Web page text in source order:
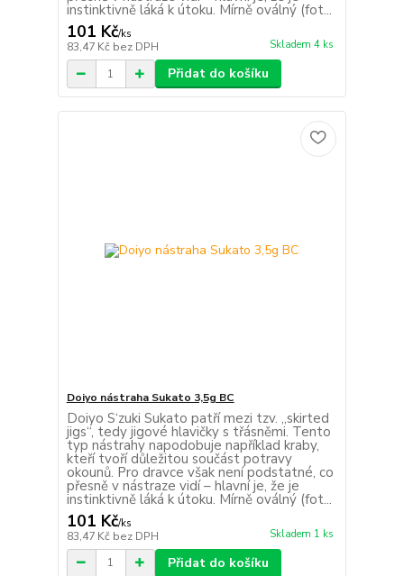
instinktivně láká k útoku. Mírně oválný (fot...
101 Kč/ks
83,47 Kč bez DPH Skladem 4 ks
Přidat do košíku
Doiyo nástraha Sukato 3,5g BC
Doiyo S‘zuki Sukato patří mezi tzv. „skirted
jigs“, tedy jigové hlavičky s třásněmi. Tento
typ nástrahy napodobuje například kraby,
kteří tvoří důležitou součást potravy
okounů. Pro dravce však není podstatné, co
přesně v nástraze vidí – hlavní je, že je
instinktivně láká k útoku. Mírně oválný (fot...
101 Kč/ks
83,47 Kč bez DPH Skladem 1 ks
Přidat do košíku